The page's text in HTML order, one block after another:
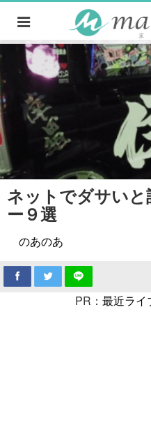
ネットでダサい
ー９選
のあのあ
PR： 最近ライ